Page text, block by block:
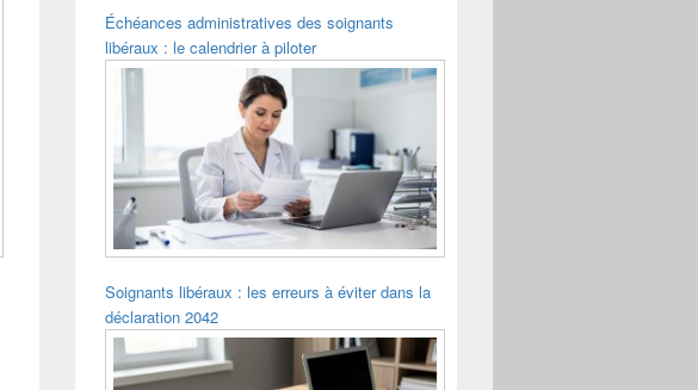
Échéances administratives des soignants
libéraux : le calendrier à piloter
Soignants libéraux : les erreurs à éviter dans la
déclaration 2042